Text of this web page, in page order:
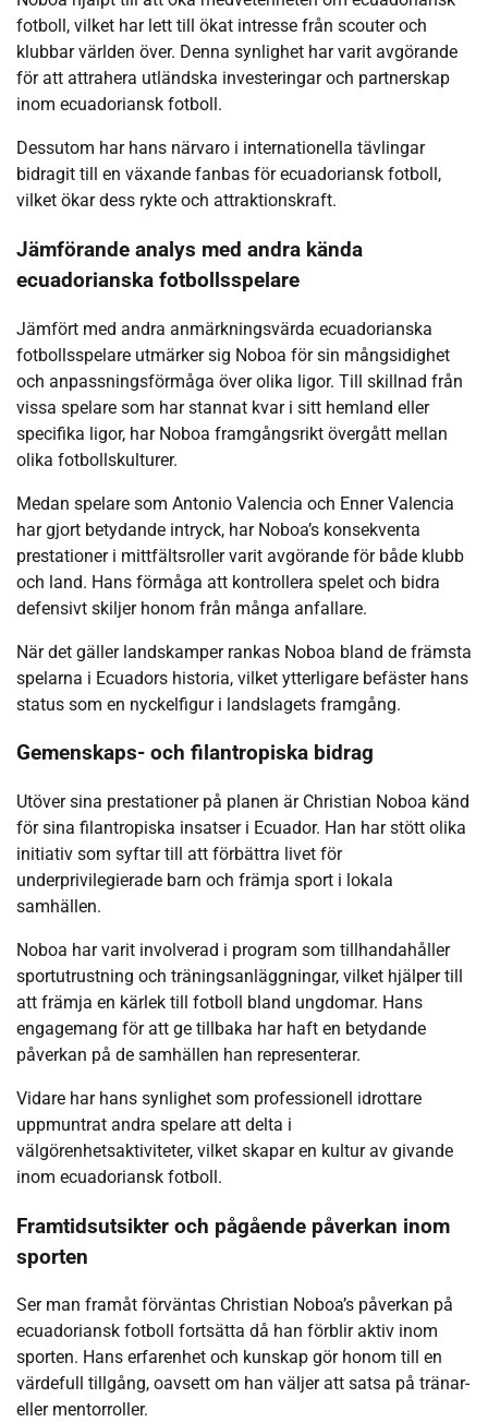
fotboll, vilket har lett till ökat intresse från scouter och
klubbar världen över. Denna synlighet har varit avgörande
för att attrahera utländska investeringar och partnerskap
inom ecuadoriansk fotboll.
Dessutom har hans närvaro i internationella tävlingar
bidragit till en växande fanbas för ecuadoriansk fotboll,
vilket ökar dess rykte och attraktionskraft.
Jämförande analys med andra kända
ecuadorianska fotbollsspelare
Jämfört med andra anmärkningsvärda ecuadorianska
fotbollsspelare utmärker sig Noboa för sin mångsidighet
och anpassningsförmåga över olika ligor. Till skillnad från
vissa spelare som har stannat kvar i sitt hemland eller
specifika ligor, har Noboa framgångsrikt övergått mellan
olika fotbollskulturer.
Medan spelare som Antonio Valencia och Enner Valencia
har gjort betydande intryck, har Noboa’s konsekventa
prestationer i mittfältsroller varit avgörande för både klubb
och land. Hans förmåga att kontrollera spelet och bidra
defensivt skiljer honom från många anfallare.
När det gäller landskamper rankas Noboa bland de främsta
spelarna i Ecuadors historia, vilket ytterligare befäster hans
status som en nyckelfigur i landslagets framgång.
Gemenskaps- och filantropiska bidrag
Utöver sina prestationer på planen är Christian Noboa känd
för sina filantropiska insatser i Ecuador. Han har stött olika
initiativ som syftar till att förbättra livet för
underprivilegierade barn och främja sport i lokala
samhällen.
Noboa har varit involverad i program som tillhandahåller
sportutrustning och träningsanläggningar, vilket hjälper till
att främja en kärlek till fotboll bland ungdomar. Hans
engagemang för att ge tillbaka har haft en betydande
påverkan på de samhällen han representerar.
Vidare har hans synlighet som professionell idrottare
uppmuntrat andra spelare att delta i
välgörenhetsaktiviteter, vilket skapar en kultur av givande
inom ecuadoriansk fotboll.
Framtidsutsikter och pågående påverkan inom
sporten
Ser man framåt förväntas Christian Noboa’s påverkan på
ecuadoriansk fotboll fortsätta då han förblir aktiv inom
sporten. Hans erfarenhet och kunskap gör honom till en
värdefull tillgång, oavsett om han väljer att satsa på tränar-
eller mentorroller.